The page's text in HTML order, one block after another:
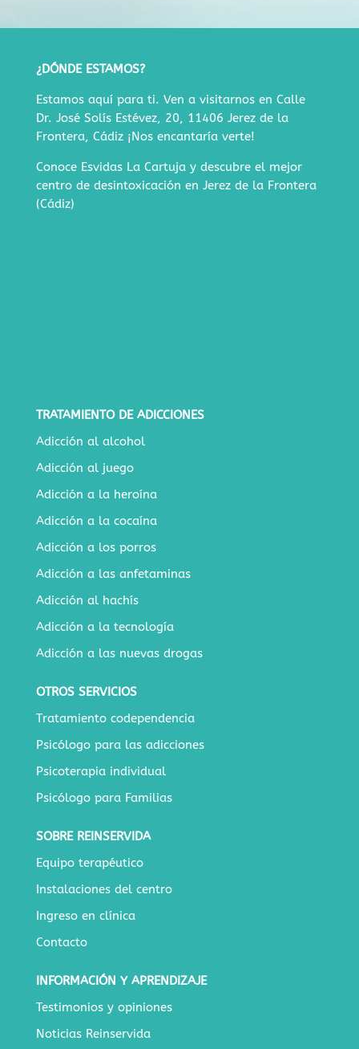
¿DÓNDE ESTAMOS?
Estamos aquí para ti. Ven a visitarnos en Calle
Dr. José Solís Estévez, 20, 11406 Jerez de la
Frontera, Cádiz¡Nos encantaría verte!
Conoce Esvidas La Cartuja y descubre el mejor
centro de desintoxicación en Jerez de la Frontera
(Cádiz)
TRATAMIENTO DE ADICCIONES
Adicción al alcohol
Adicción al juego
Adicción a la heroína
Adicción a la cocaína
Adicción a los porros
Adicción a las anfetaminas
Adicción al hachís
Adicción a la tecnología
Adicción a las nuevas drogas
OTROS SERVICIOS
Tratamiento codependencia
Psicólogo para las adicciones
Psicoterapia individual
Psicólogo para Familias
SOBRE REINSERVIDA
Equipo terapéutico
Instalaciones del centro
Ingreso en clínica
Contacto
INFORMACIÓN Y APRENDIZAJE
Testimonios y opiniones
Noticias Reinservida